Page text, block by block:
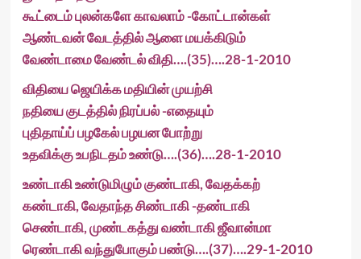
கூட்டைம் புலன்களே காவலாம் -கோட்டான்கள்
ஆண்டவன் வேடத்தில் ஆளை மயக்கிடும்
வேண்டாமை வேண்டல் விதி….(35)….28-1-2010
விதியை ஜெயிக்க மதியின் முயற்சி
நதியை குடத்தில் நிரப்பல் -எதையும்
புதிதாய்ப் பழகேல் பழயன போற்று
உதவிக்கு உபநிடதம் உண்டு….(36)….28-1-2010
உண்டாகி உண்டுமிழும் குண்டாகி, வேதக்கற்
கண்டாகி, வேதாந்த சிண்டாகி -தண்டாகி
செண்டாகி, முண்டகத்து வண்டாகி ஜீவான்மா
ரெண்டாகி வந்துபோகும் பண்டு….(37)….29-1-2010